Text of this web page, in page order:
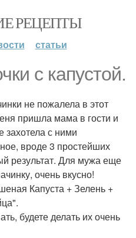
РЕЦЕПТЫ
статьи
с капустой.
не пожалела в этот
пришла мама в гости и
захотела с ними
вроде 3 простейших
результат. Для мужа еще
очень вкусно!
Капуста + Зелень +
будете делать их очень